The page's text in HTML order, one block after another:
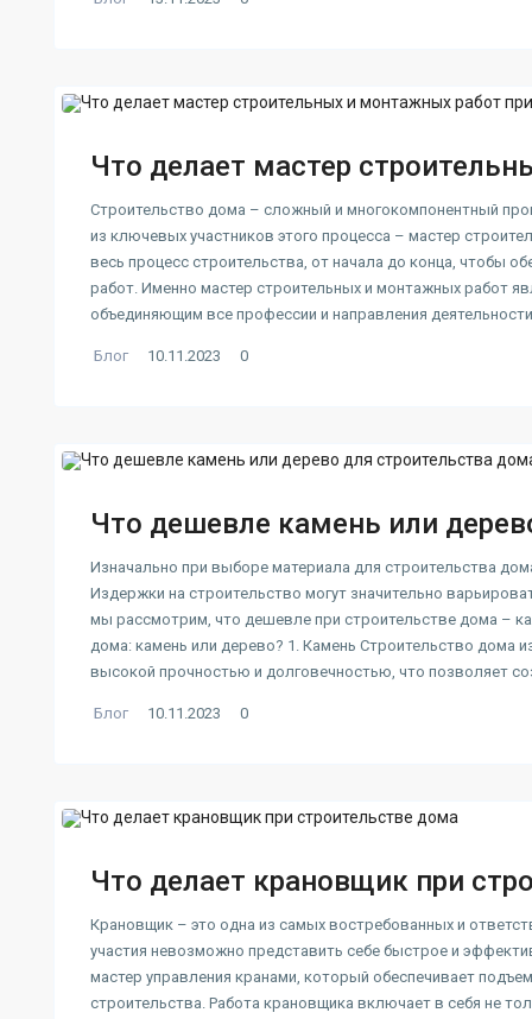
Что делает мастер
Строительство дома – сложный и многокомпонентный
из ключевых участников этого процесса – мастер
весь процесс строительства, от начала до конца, чтобы
работ. Именно мастер строительных и монтажных работ
объединяющим все профессии и направления
Блог 10.11.2023 0
Что дешевле камень или
Изначально при выборе материала для строительства
Издержки на строительство могут значительно
мы рассмотрим, что дешевле при строительстве дома –
дома: камень или дерево? 1. Камень Строительство дома
высокой прочностью и долговечностью, что позволяет
Блог 10.11.2023 0
Что делает крановщик при
Крановщик – это одна из самых востребованных и
участия невозможно представить себе быстрое и
мастер управления кранами, который обеспечивает
строительства. Работа крановщика включает в себя не